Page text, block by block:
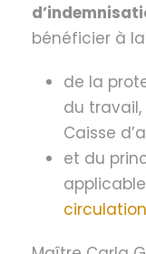
bénéficier à
de la
du
Caisse
et du
circulation